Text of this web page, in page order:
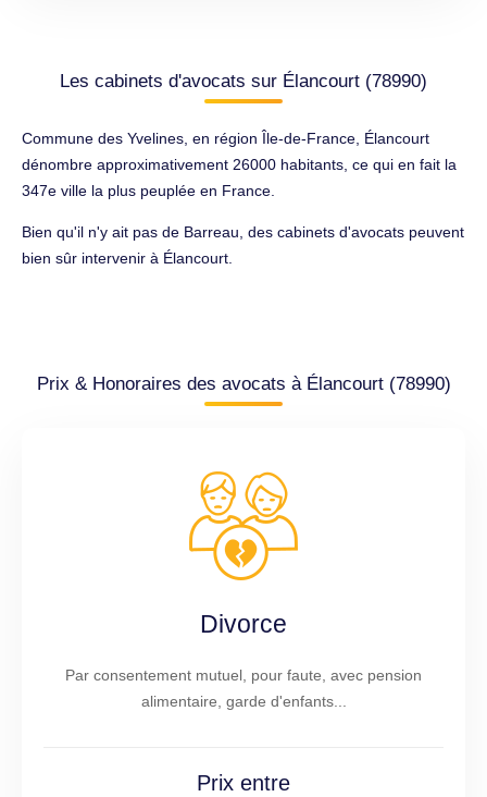
Les cabinets d'avocats sur Élancourt (78990)
Commune des Yvelines, en région Île-de-France, Élancourt
dénombre approximativement 26000 habitants, ce qui en fait la
347e ville la plus peuplée en France.
Bien qu'il n'y ait pas de Barreau, des cabinets d'avocats peuvent
bien sûr intervenir à Élancourt.
Prix & Honoraires des avocats à Élancourt (78990)
Divorce
Par consentement mutuel, pour faute, avec pension
alimentaire, garde d'enfants...
Prix entre